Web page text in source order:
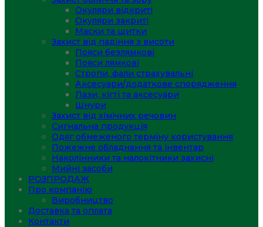
Окуляри відкриті
Окуляри закриті
Маски та щитки
Захист від падіння з висоти
Пояси безлямкові
Пояси лямкові
Стропи, фали страхувальні
Аксесуари/додаткове спорядження
Лази, кігті та аксесуари
Шнури
Захист від хімічних речовин
Сигнальна продукція
Одяг обмеженого терміну користування
Пожежне обладнання та інвентар
Наколінники та налокітники захисні
Мийні засоби
РОЗПРОДАЖ
Про компанію
Виробництво
Доставка та оплата
Контакти